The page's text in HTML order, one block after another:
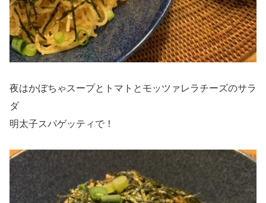
夜はかぼちゃスープとトマトとモッツァレラチーズのサラ
ダ
明太子スパゲッティで！